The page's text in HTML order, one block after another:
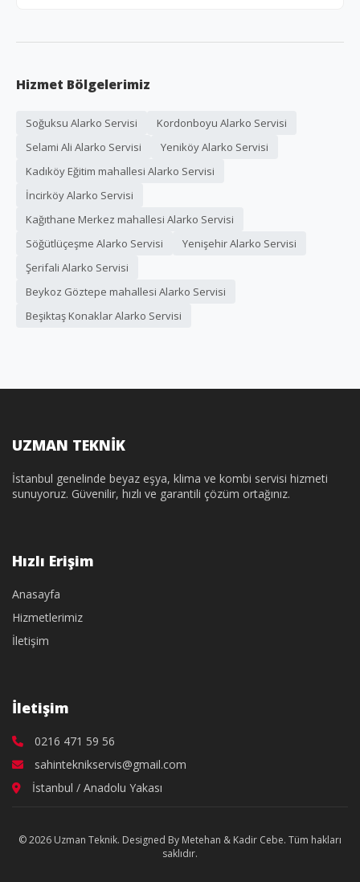
Hizmet Bölgelerimiz
Soğuksu Alarko Servisi
Kordonboyu Alarko Servisi
Selami Ali Alarko Servisi
Yeniköy Alarko Servisi
Kadıköy Eğitim mahallesi Alarko Servisi
İncirköy Alarko Servisi
Kağıthane Merkez mahallesi Alarko Servisi
Söğütlüçeşme Alarko Servisi
Yenişehir Alarko Servisi
Şerifali Alarko Servisi
Beykoz Göztepe mahallesi Alarko Servisi
Beşiktaş Konaklar Alarko Servisi
UZMAN TEKNİK
İstanbul genelinde beyaz eşya, klima ve kombi servisi hizmeti
sunuyoruz. Güvenilir, hızlı ve garantili çözüm ortağınız.
Hızlı Erişim
Anasayfa
Hizmetlerimiz
İletişim
İletişim
0216 471 59 56
sahinteknikservis@gmail.com
İstanbul / Anadolu Yakası
© 2026 Uzman Teknik. Designed By Metehan & Kadir Cebe. Tüm hakları
saklıdır.